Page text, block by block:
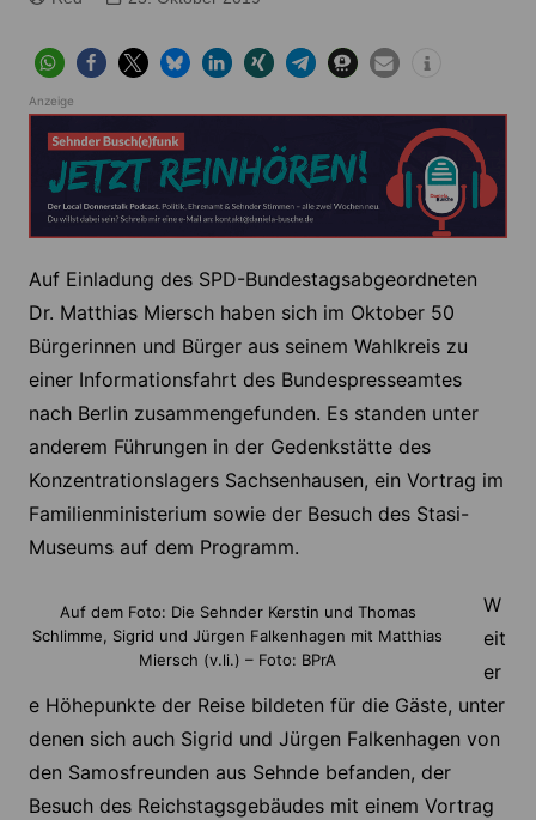
Anzeige
Auf Einladung des SPD-Bundestagsabgeordneten
Dr. Matthias Miersch haben sich im Oktober 50
Bürgerinnen und Bürger aus seinem Wahlkreis zu
einer Informationsfahrt des Bundespresseamtes
nach Berlin zusammengefunden. Es standen unter
anderem Führungen in der Gedenkstätte des
Konzentrationslagers Sachsenhausen, ein Vortrag im
Familienministerium sowie der Besuch des Stasi-
Museums auf dem Programm.
Auf dem Foto: Die Sehnder Kerstin und Thomas
Schlimme, Sigrid und Jürgen Falkenhagen mit Matthias
Miersch (v.li.) – Foto: BPrA
W
eit
er
e Höhepunkte der Reise bildeten für die Gäste, unter
denen sich auch Sigrid und Jürgen Falkenhagen von
den Samosfreunden aus Sehnde befanden, der
Besuch des Reichstagsgebäudes mit einem Vortrag